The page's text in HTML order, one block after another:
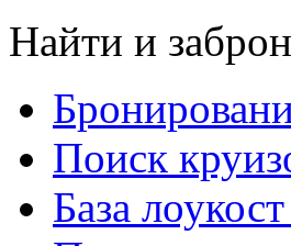
Найти и
Поиск
База